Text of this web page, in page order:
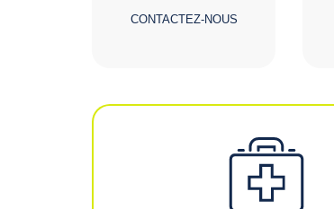
CONTACTEZ-NOUS